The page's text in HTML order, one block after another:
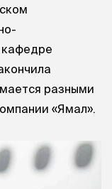
кафедре
разными
«Ямал».